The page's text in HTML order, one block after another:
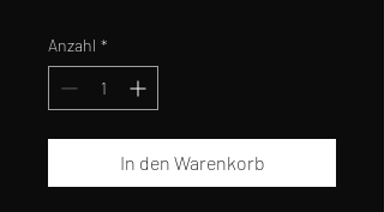
Anzahl *
In den Warenkorb